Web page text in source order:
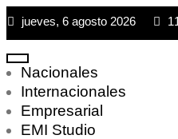
jueves, 6 agosto 2026
Nacionales
Internacionales
Empresarial
EMI Studio